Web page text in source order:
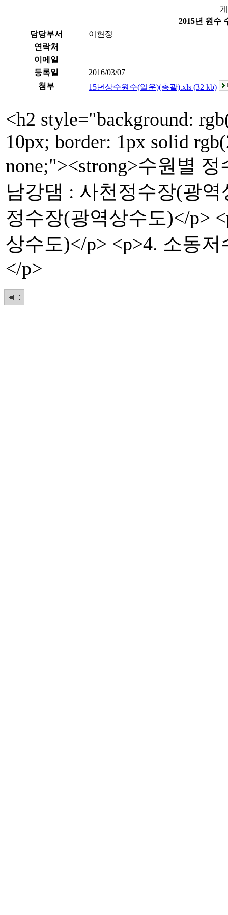
2015년 원수
담당부서
이현정
연락처
이메일
등록일
2016/03/07
첨부
15년상수원수(일운)(총괄).xls (32 kb)
<h2 style="background:
10px; border: 1px solid
none;"><strong>수원별
남강댐 : 사천정수장(광
정수장(광역상수도)</p>
상수도)</p> <p>4. 소동
</p>